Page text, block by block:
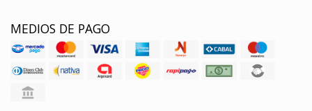
MEDIOS DE PAGO